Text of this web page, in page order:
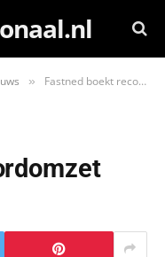
» Fastned boekt recordomzet